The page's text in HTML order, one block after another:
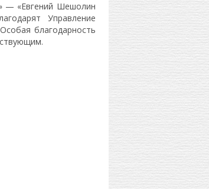
— «Евгений Шешолин
Управление
благодарность